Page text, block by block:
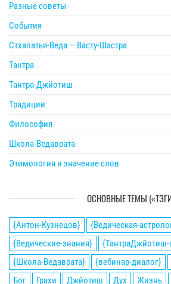
Разные советы
События
Стхапатья-Веда — Васту-Шастра
Тантра
Тантра-Джйотиш
Традиции
Философия
Школа-Ведаврата
Этимология и значение слов
ОСНОВНЫЕ ТЕМЫ
{Антон-Кузнецов}
{Ведическая-
{Ведические-знания}
{Школа-Ведаврата}
{вебинар-диалог}
Бог
Грахи Джйотиш Дух Жизнь